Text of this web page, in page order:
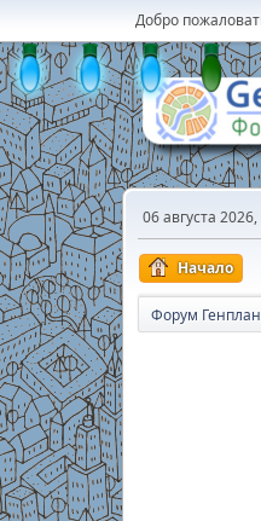
Добро
06 августа
Начало
Форум